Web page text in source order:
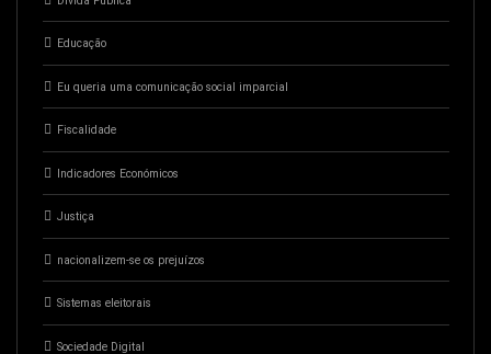
Educação
Eu queria uma comunicação social imparcial
Fiscalidade
Indicadores Económicos
Justiça
nacionalizem-se os prejuízos
Sistemas eleitorais
Sociedade Digital